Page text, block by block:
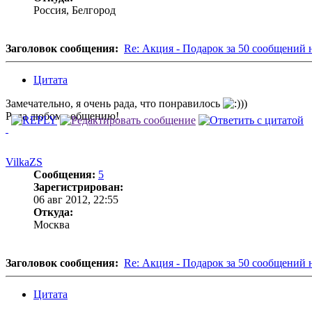
Россия, Белгород
Заголовок сообщения: Re: Акция - Подарок за 50 сообщений
Цитата
Замечательно, я очень рада, что понравилось
))
Рада любому общению!
VilkaZS
Сообщения: 5
Зарегистрирован:
06 авг 2012, 22:55
Откуда:
Москва
Заголовок сообщения: Re: Акция - Подарок за 50 сообщений
Цитата